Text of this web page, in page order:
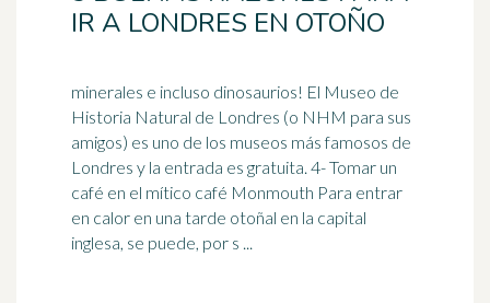
IR A LONDRES EN OTOÑO
minerales e incluso dinosaurios! El Museo de
Historia Natural de Londres (o NHM para sus
amigos) es uno de los museos más famosos de
Londres y la entrada es gratuita. 4- Tomar un
café en el mítico café Monmouth Para entrar
en calor en una tarde otoñal en la capital
inglesa, se puede, por s ...